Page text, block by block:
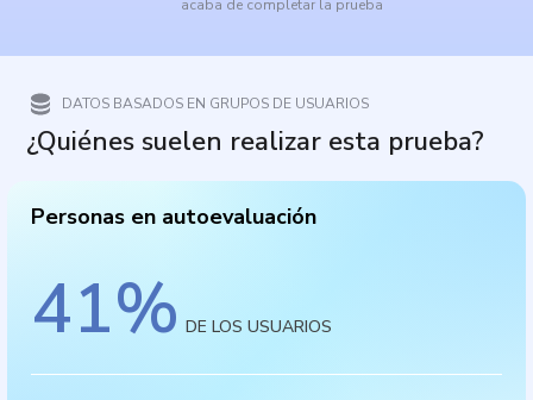
acaba de completar la prueba
DATOS BASADOS EN GRUPOS DE USUARIOS
¿Quiénes suelen realizar esta prueba?
Personas en autoevaluación
41% DE LOS USUARIOS